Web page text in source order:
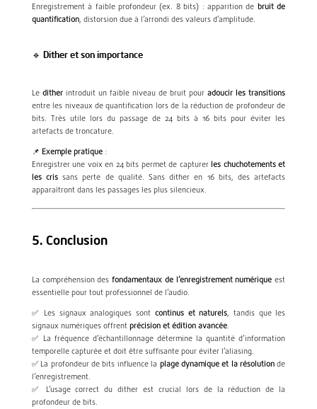
Enregistrement à faible profondeur (ex. 8 bits) : apparition de bruit de
quantification, distorsion due à l’arrondi des valeurs d’amplitude.
🔹 Dither et son importance
Le ditherintroduit un faible niveau de bruit pouradoucir les transitions
entre les niveaux de quantification lors de la réduction de profondeur de
bits. Très utile lors du passage de 24 bits à 16 bits pour éviter les
artefacts de troncature.
📌 Exemple pratique:
Enregistrer une voix en 24 bits permet de capturer les chuchotements et
les cris sans perte de qualité. Sans dither en 16 bits, des artefacts
apparaîtront dans les passages les plus silencieux.
5. Conclusion
La compréhension desfondamentaux de l’enregistrement numérique est
essentielle pour tout professionnel de l’audio.
✅ Les signaux analogiques sont continus et naturels, tandis que les
signaux numériques offrentprécision et édition avancée.
✅ La fréquence d’échantillonnage détermine la quantité d’information
temporelle capturée et doit être suffisante pour éviter l’aliasing.
✅ La profondeur de bits influence la plage dynamique et la résolutionde
l’enregistrement.
✅ L’usage correct du dither est crucial lors de la réduction de la
profondeur de bits.